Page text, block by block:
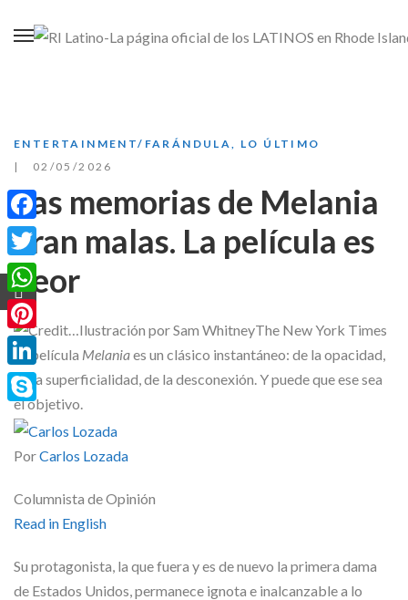
ENTERTAINMENT/FARÁNDULA
LO ÚLTIMO
02/05/2026
Las memorias de Melania
eran malas. La película es
peor
La película Melaniaes un clásico instantáneo: de la opacidad,
de la superficialidad, de la desconexión. Y puede que ese sea
el objetivo.
PorCarlos Lozada
Columnista de Opinión
Read in English
Su protagonista, la que fuera y es de nuevo la primera dama
de Estados Unidos, permanece ignota e inalcanzable a lo
Facebook
Twitter
WhatsApp
Pinterest
LinkedIn
Skype